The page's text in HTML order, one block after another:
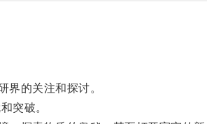
的关注和探讨。
突破。